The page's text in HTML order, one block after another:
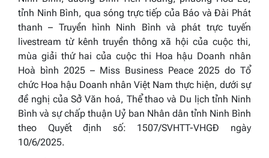
tỉnh Ninh Bình, qua sóng trực tiếp của Báo và Đài Phát
thanh – Truyền hình Ninh Bình và phát trực tuyến
livestream từ kênh truyền thông xã hội của cuộc thi,
mùa giải thứ hai của cuộc thi Hoa hậu Doanh nhân
Hoà bình 2025 – Miss Business Peace 2025 do Tổ
chức Hoa hậu Doanh nhân Việt Nam thực hiện, dưới sự
đề nghị của Sở Văn hoá, Thể thao và Du lịch tỉnh Ninh
Bình và sự chấp thuận Uỷ ban Nhân dân tỉnh Ninh Bình
theo Quyết định số: 1507/SVHTT-VHGĐ ngày
10/6/2025.